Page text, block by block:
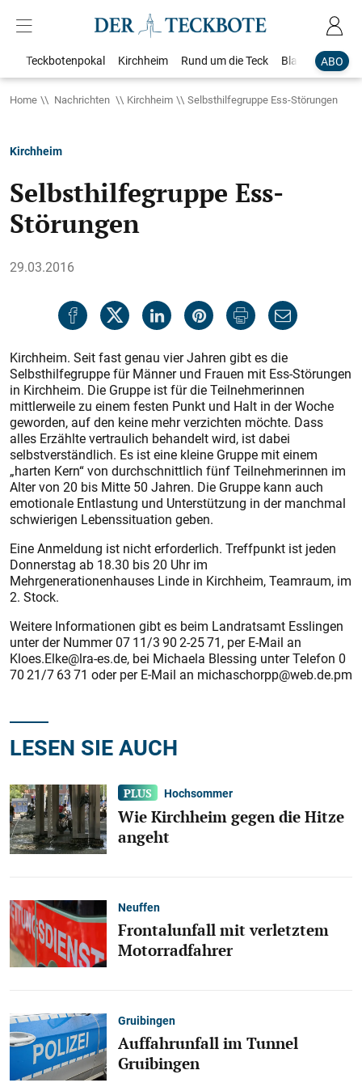
ABO
Teckbotenpokal Kirchheim Rund um die Teck Blaulicht
Home Nachrichten Kirchheim Selbsthilfegruppe Ess-Störungen
Kirchheim
Selbsthilfegruppe Ess-
Störungen
29.03.2016
Kirchheim. Seit fast genau vier Jahren gibt es die
Selbsthilfegruppe für Männer und Frauen mit Ess-Störungen
in Kirchheim. Die Gruppe ist für die Teilnehmerinnen
mittlerweile zu einem festen Punkt und Halt in der Woche
geworden, auf den keine mehr verzichten möchte. Dass
alles Erzählte vertraulich behandelt wird, ist dabei
selbstverständlich. Es ist eine kleine Gruppe mit einem
„harten Kern“ von durchschnittlich fünf Teilnehmerinnen im
Alter von 20 bis Mitte 50 Jahren. Die Gruppe kann auch
emotionale Entlastung und Unterstützung in der manchmal
schwierigen Lebenssituation geben.
Eine Anmeldung ist nicht erforderlich. Treffpunkt ist jeden
Donnerstag ab 18.30 bis 20 Uhr im
Mehrgenerationenhauses Linde in Kirchheim, Teamraum, im
2. Stock.
Weitere Informationen gibt es beim Landratsamt Esslingen
unter der Nummer 07 11/3 90 2-25 71, per E-Mail an
Kloes.Elke@lra-es.de, bei Michaela Blessing unter Telefon 0
70 21/7 63 71 oder per ­E‑Mail an michaschorpp@web.de.pm
LESEN SIE AUCH
Hochsommer
Wie Kirchheim gegen die Hitze
angeht
Neuffen
Frontalunfall mit verletztem
Motorradfahrer
Gruibingen
Auffahrunfall im Tunnel
Gruibingen